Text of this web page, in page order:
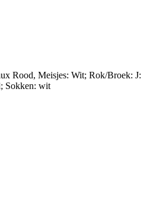
Rood, Meisjes: Wit; Rok/Broek: J:
Sokken: wit